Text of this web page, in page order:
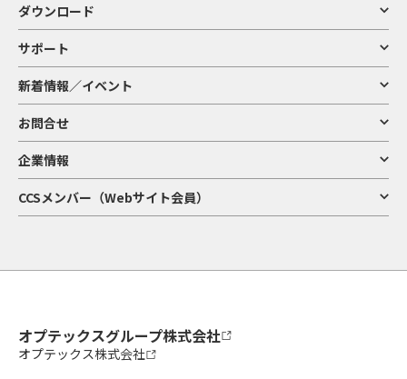
ダウンロード
サポート
新着情報／イベント
お問合せ
企業情報
CCSメンバー（Webサイト会員）
オプテックスグループ株式会社
オプテックス株式会社